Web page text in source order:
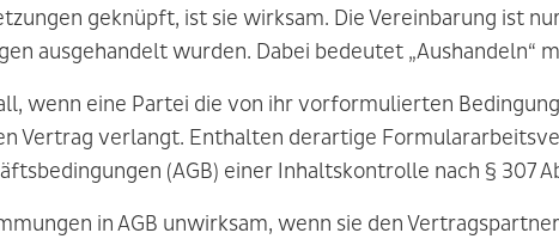
geknüpft, ist sie wirksam. Die Vereinbarung ist
ausgehandelt wurden. Dabei bedeutet „Aushandeln“
wenn eine Partei die von ihr vorformulierten
Vertrag verlangt. Enthalten derartige
(AGB) einer Inhaltskontrolle nach § 307
in AGB unwirksam, wenn sie den